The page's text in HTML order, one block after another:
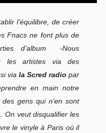
l’équilibre, de créer
Fnacs ne font plus de
d’album -Nous
les artistes via des
via la Scred radio par
en main notre
gens qui n’en sont
On veut disqualifier les
le vinyle à Paris où il